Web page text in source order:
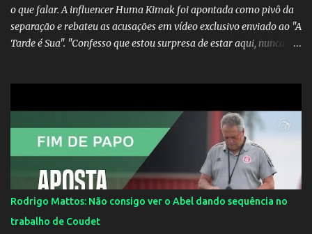
o que falar. A influencer Huma Kimak foi apontada como pivô da
separação e rebateu as acusações em vídeo exclusivo enviado ao "A
Tarde é Sua". "Confesso que estou surpresa de estar aqui, nunca
Huma Kimak. A influencer também contou que recebe diversos
ataques na internet desde a época em que foi contratada para
fazer a divulgação de uma live do Gusttavo Lima em Manaus,
capital do Amazonas. "Fui até o local onde seria o show, divulguei
e no dia seguinte foi feita a live que eu não pude ir, porque estava
me sentindo mal", explicou Huma. A notícia da separação de
Gusttavo Lima e Andressa Suita foi divulgada no dia 9 de outubro.
A relação chegou ao fim após cinco anos e houve rumores de uma
Rodrigo Mattos: Não consigo ver o Abel dando sequência no
trabalho de Coudet